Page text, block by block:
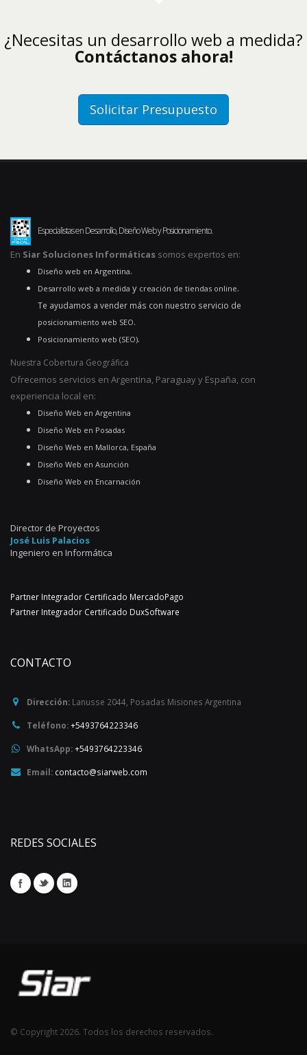
¿Necesitas un desarrollo web a medida?
Contáctanos ahora!
Solicitar Presupuesto
Especialistas en Desarrollo, Diseño Web y Posicionamiento.
En Siar Soluciones Informáticas somos expertos en:
Diseño web en Argentina.
Desarrollo web a medida y creación de tiendas online.
Te ayudamos a vender más con nuestro servicio de
posicionamiento web SEO.
Posicionamiento web (SEO).
Nuestra Cobertura Geográfica
Ofrecemos servicios en Argentina, Paraguay y España, con
experiencia local en:
Diseño Web en Argentina
Diseño Web en Posadas
Diseño Web en Mallorca, España
Diseño Web en Asunción
Diseño Web en Encarnación
Director de Proyectos
José Luis Palacios
Ingeniero en Informática
Partner Integrador Certificado MercadoPago
Partner Integrador Certificado DuxSoftware
CONTACTO
Dirección: Lanusse 2044 Posadas Misiones Argentina
Teléfono:+5493764223346
WhatsApp:+5493764223346
Email: contacto@siarweb.com
REDES SOCIALES
© Copyright 2026. Todos los derechos reservados.